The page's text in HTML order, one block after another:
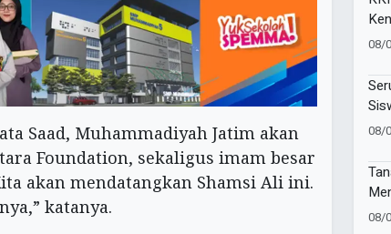
Saad, Muhammadiyah Jatim akan
Foundation, sekaligus imam besar
akan mendatangkan Shamsi Ali ini.
katanya.
08/
08/
08/